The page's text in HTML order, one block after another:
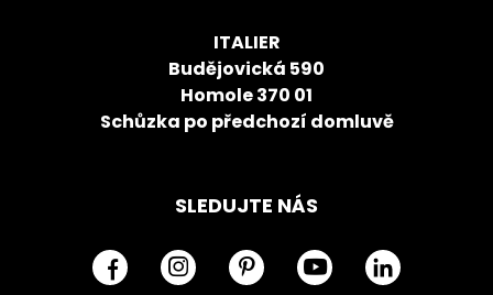
ITALIER
Budějovická 590
Homole 370 01
Schůzka po předchozí domluvě
SLEDUJTE NÁS